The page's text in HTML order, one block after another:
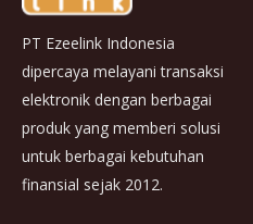
PT Ezeelink Indonesia
dipercaya melayani transaksi
elektronik dengan berbagai
produk yang memberi solusi
untuk berbagai kebutuhan
finansial sejak 2012.